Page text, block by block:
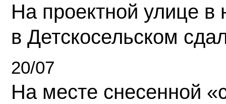
На проектной улице
в Детскосельском
20/07
На месте снесенной